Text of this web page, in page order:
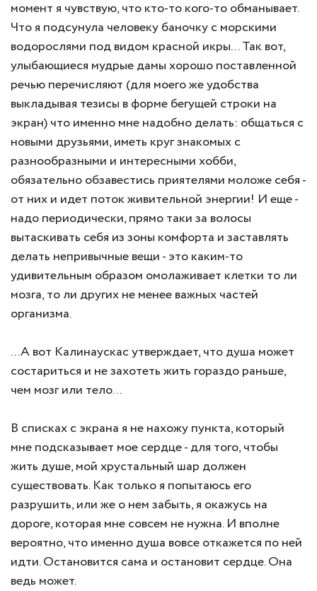
момент я чувствую, что кто-то кого-то обманывает.
Что я подсунула человеку баночку с морскими
водорослями под видом красной икры... Так вот,
улыбающиеся мудрые дамы хорошо поставленной
речью перечисляют (для моего же удобства
выкладывая тезисы в форме бегущей строки на
экран) что именно мне надобно делать: общаться с
новыми друзьями, иметь круг знакомых с
разнообразными и интересными хобби,
обязательно обзавестись приятелями моложе себя -
от них и идет поток живительной энергии! И еще -
надо периодически, прямо таки за волосы
вытаскивать себя из зоны комфорта и заставлять
делать непривычные вещи - это каким-то
удивительным образом омолаживает клетки то ли
мозга, то ли других не менее важных частей
организма.
...А вот Калинаускас утверждает, что душа может
состариться и не захотеть жить гораздо раньше,
чем мозг или тело...
В списках с экрана я не нахожу пункта, который
мне подсказывает мое сердце - для того, чтобы
жить душе, мой хрустальный шар должен
существовать. Как только я попытаюсь его
разрушить, или же о нем забыть, я окажусь на
дороге, которая мне совсем не нужна. И вполне
вероятно, что именно душа вовсе откажется по ней
идти. Остановится сама и остановит сердце. Она
ведь может.